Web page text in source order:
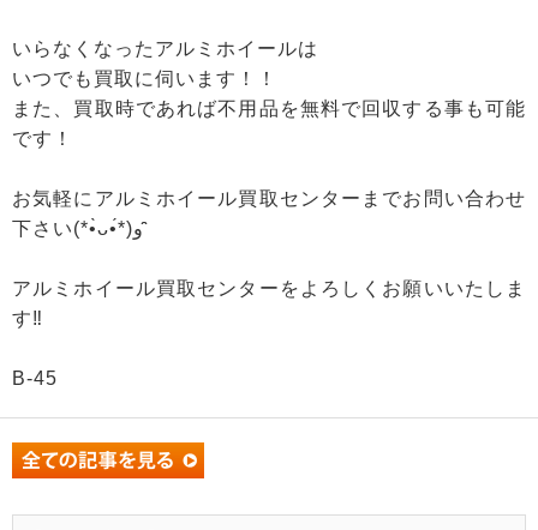
いらなくなったアルミホイールは
いつでも買取に伺います！！
また、買取時であれば不用品を無料で回収する事も可能
です！
お気軽にアルミホイール買取センターまでお問い合わせ
下さい(*•̀ᴗ•́*)و ̑̑
アルミホイール買取センターをよろしくお願いいたしま
す‼
B-45